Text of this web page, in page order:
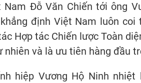
Nam Đỗ Văn Chiến tới ông
định Việt Nam luôn
Hợp tác Chiến lược Toàn
nhiên và là ưu tiên hàng đầu
hiệp Vương Hộ Ninh